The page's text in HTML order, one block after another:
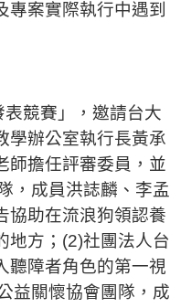
專案實際執行中遇到
競賽」，邀請台大
學辦公室執行長黃承
師擔任評審委員，並
，成員洪誌麟、李孟
協助在流浪狗領認養
地方；(2)社團法人台
聽障者角色的第一視
益關懷協會團隊，成